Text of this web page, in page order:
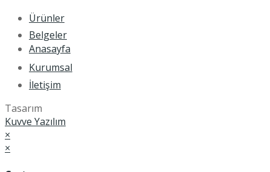
Ürünler
Belgeler
Anasayfa
Kurumsal
İletişim
Tasarım
Kuvve Yazılım
×
×